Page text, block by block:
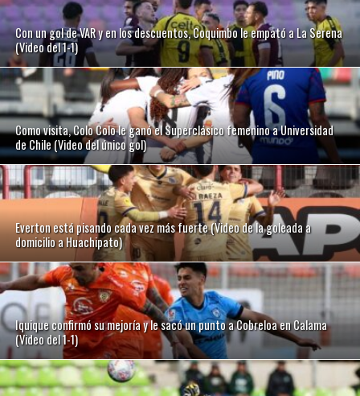
Con un gol de VAR y en los descuentos, Coquimbo le empató a La Serena
(Video del 1-1)
Como visita, Colo Colo le ganó el Superclásico femenino a Universidad
de Chile (Video del único gol)
Everton está pisando cada vez más fuerte (Video de la goleada a
domicilio a Huachipato)
Iquique confirmó su mejoría y le sacó un punto a Cobreloa en Calama
(Video del 1-1)